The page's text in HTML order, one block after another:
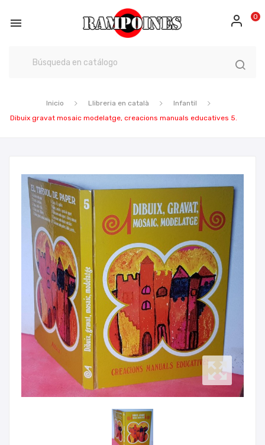
 0
Inicio Llibreria en català
Infantil
Dibuix gravat mosaic modelatge, creacions manuals educatives 5.